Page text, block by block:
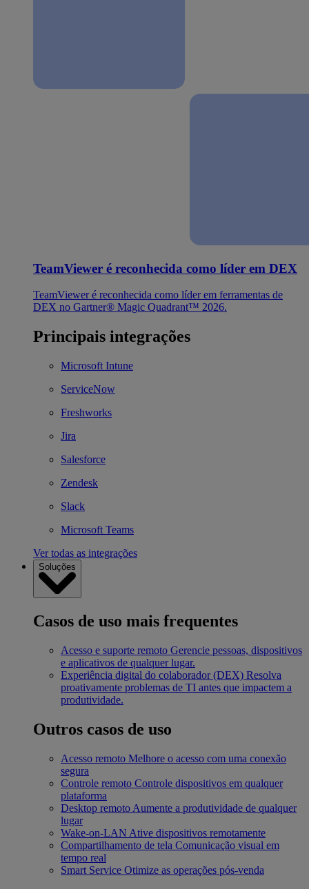
TeamViewer é reconhecida como líder em DEX
TeamViewer é reconhecida como líder em ferramentas de
DEX no Gartner® Magic Quadrant™ 2026.
Principais integrações
Microsoft Intune
ServiceNow
Freshworks
Jira
Salesforce
Zendesk
Slack
Microsoft Teams
Ver todas as integrações
Soluções
Casos de uso mais frequentes
Acesso e suporte remoto Gerencie pessoas, dispositivos
e aplicativos de qualquer lugar.
Experiência digital do colaborador (DEX) Resolva
proativamente problemas de TI antes que impactem a
produtividade.
Outros casos de uso
Acesso remoto Melhore o acesso com uma conexão
segura
Controle remoto Controle dispositivos em qualquer
plataforma
Desktop remoto Aumente a produtividade de qualquer
lugar
Wake-on-LAN Ative dispositivos remotamente
Compartilhamento de tela Comunicação visual em
tempo real
Smart Service Otimize as operações pós-venda